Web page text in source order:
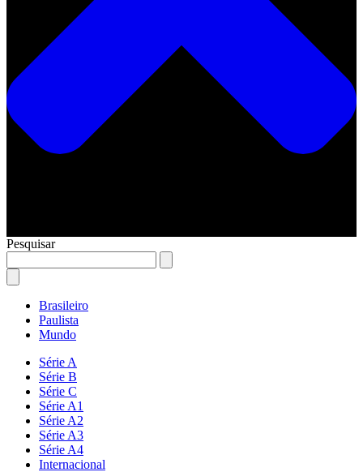
Pesquisar
Brasileiro
Paulista
Mundo
Série A
Série B
Série C
Série A1
Série A2
Série A3
Série A4
Internacional